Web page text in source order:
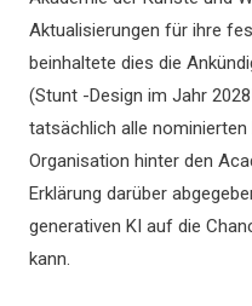
Aktualisierungen für ihre
beinhaltete dies die
(Stunt -Design im Jahr
tatsächlich alle
Organisation hinter den
Erklärung darüber
generativen KI auf die
kann.